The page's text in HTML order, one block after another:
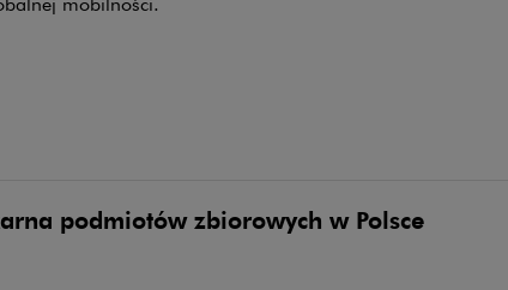
podmiotów zbiorowych w Polsce